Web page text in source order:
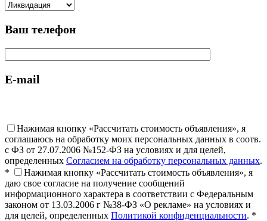
Ваш телефон
E-mail
Нажимая кнопку «Рассчитать стоимость объявления», я
соглашаюсь на обработку моих персональных данных в соотв.
с ФЗ от 27.07.2006 №152-ФЗ на условиях и для целей,
определенных Согласием на обработку персональных данных.
*
Нажимая кнопку «Рассчитать стоимость объявления», я
даю свое согласие на получение сообщений
информационного характера в соответствии с Федеральным
законом от 13.03.2006 г №38-ФЗ «О рекламе» на условиях и
для целей, определенных Политикой конфиденциальности. *